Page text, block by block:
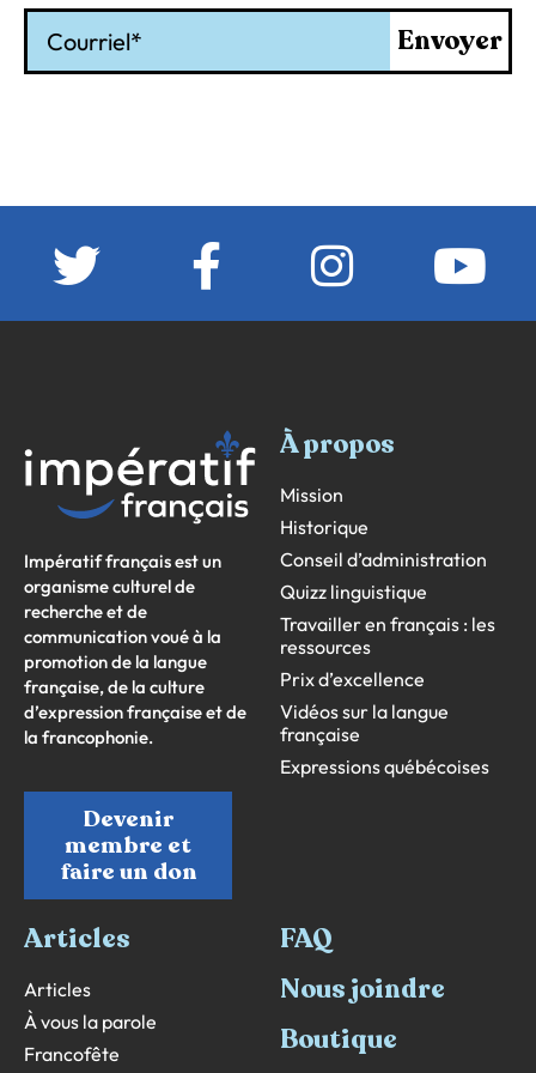
Envoyer
Impératif français est un
organisme culturel de
recherche et de
communication voué à la
promotion de la langue
française, de la culture
d’expression française et de
la francophonie.
Devenir
membre et
faire un don
À propos
Mission
Historique
Conseil d’administration
Quizz linguistique
Travailler en français : les
ressources
Prix d’excellence
Vidéos sur la langue
française
Expressions québécoises
Articles
Articles
À vous la parole
Francofête
FAQ
Nous joindre
Boutique